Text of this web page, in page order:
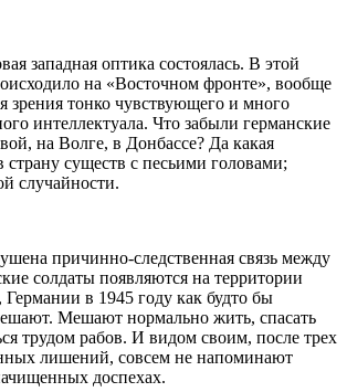
западная оптика состоялась. В этой
на «Восточном фронте», вообще
зрения тонко чувствующего и много
интеллектуала. Что забыли германские
на Волге, в Донбассе? Да какая
страну существ с песьими головами;
случайности.
причинно-следственная связь между
солдаты появляются на территории
в 1945 году как будто бы
Мешают нормально жить, спасать
трудом рабов. И видом своим, после трех
лишений, совсем не напоминают
доспехах.